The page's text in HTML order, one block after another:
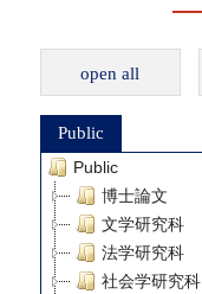
open all
Public
Public
博士論文
文学研究科
法学研究科
社会学研究科